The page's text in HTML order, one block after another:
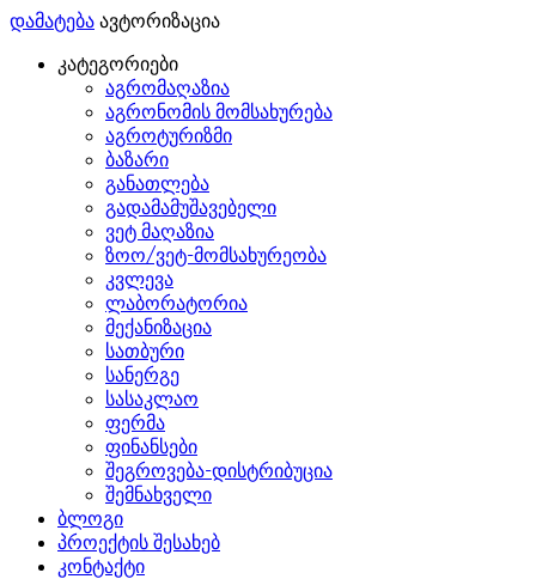
დამატება ავტორიზაცია
კატეგორიები
აგრომაღაზია
აგრონომის მომსახურება
აგროტურიზმი
ბაზარი
განათლება
გადამამუშავებელი
ვეტ მაღაზია
ზოო/ვეტ-მომსახურეობა
კვლევა
ლაბორატორია
მექანიზაცია
სათბური
სანერგე
სასაკლაო
ფერმა
ფინანსები
შეგროვება-დისტრიბუცია
შემნახველი
ბლოგი
პროექტის შესახებ
კონტაქტი